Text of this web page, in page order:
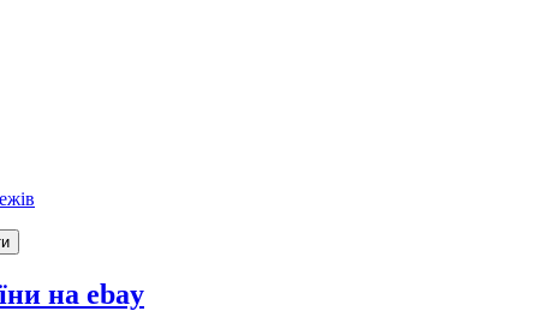
на ebay